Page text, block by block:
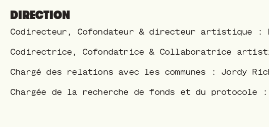
DIRECTION
Codirecteur, Cofondateur & directeur artistique :
Codirectrice, Cofondatrice & Collaboratrice
Chargé des relations avec les communes : Jordy
Chargée de la recherche de fonds et du protocole :